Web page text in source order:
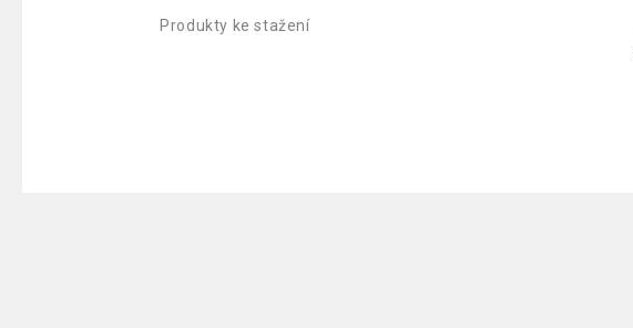
Produkty ke stažení